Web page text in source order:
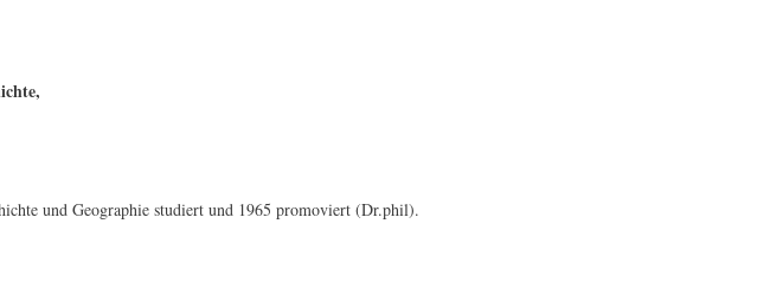
und Geographie studiert und 1965 promoviert (Dr.phil).